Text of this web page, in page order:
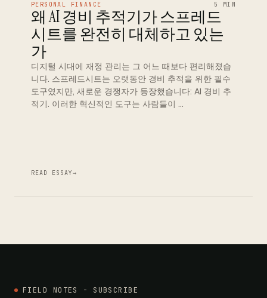
PERSONAL FINANCE 5 MIN
왜 AI 경비 추적기가 스프레드
시트를 완전히 대체하고 있는
가
디지털 시대에 재정 관리는 그 어느 때보다 편리해졌습
니다. 스프레드시트는 오랫동안 경비 추적을 위한 필수
도구였지만, 새로운 경쟁자가 등장했습니다: AI 경비 추
적기. 이러한 혁신적인 도구는 사람들이 …
READ ESSAY→
FIELD NOTES - SUBSCRIBE